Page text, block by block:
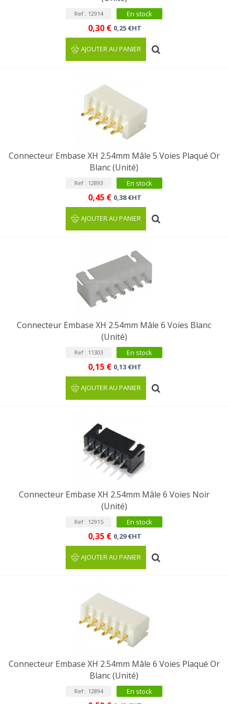
Ref : 12914 En stock
0,30 € 0,25 €HT
AJOUTER AU PANIER
Connecteur Embase XH 2.54mm Mâle 5 Voies Plaqué Or
Blanc (Unité)
Ref : 12893 En stock
0,45 € 0,38 €HT
AJOUTER AU PANIER
Connecteur Embase XH 2.54mm Mâle 6 Voies Blanc
(Unité)
Ref : 11303 En stock
0,15 € 0,13 €HT
AJOUTER AU PANIER
Connecteur Embase XH 2.54mm Mâle 6 Voies Noir
(Unité)
Ref : 12915 En stock
0,35 € 0,29 €HT
AJOUTER AU PANIER
Connecteur Embase XH 2.54mm Mâle 6 Voies Plaqué Or
Blanc (Unité)
Ref : 12894 En stock